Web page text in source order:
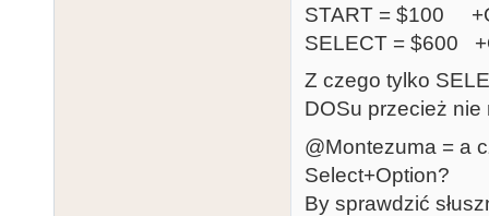
START = $100
SELECT = $600
Z czego tylko
DOSu przecież nie
@Montezuma = a
Select+Option?
By sprawdzić